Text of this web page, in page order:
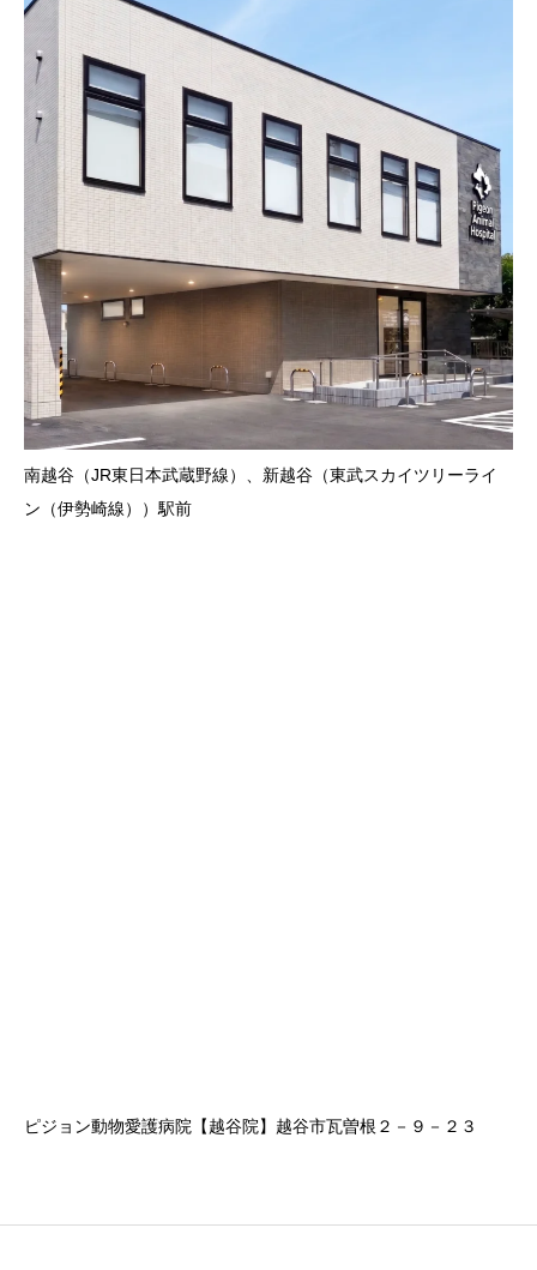
南越谷（JR東日本武蔵野線）、新越谷（東武スカイツリーライ
ン（伊勢崎線））駅前
ピジョン動物愛護病院【越谷院】越谷市瓦曽根２－９－２３